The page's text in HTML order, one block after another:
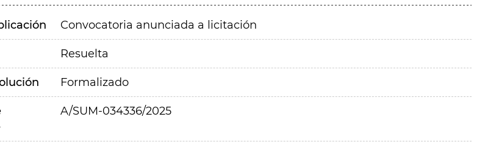
Convocatoria anunciada a licitación
Resuelta
Formalizado
A/SUM-034336/2025